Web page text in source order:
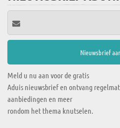
Meld u nu aan voor de gratis
Aduis nieuwsbrief en ontvang
aanbiedingen en meer
rondom het thema knutselen.